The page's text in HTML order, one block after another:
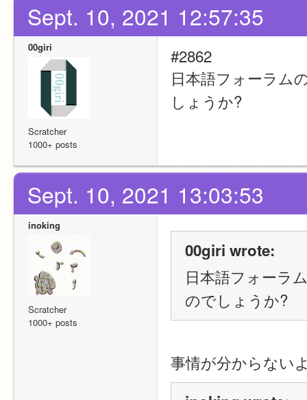
Sept. 10, 2021 12:57:35
00giri
Scratcher
1000+ posts
#2862
日本語フォーラム
しょうか?
Sept. 10, 2021 13:03:53
inoking
Scratcher
1000+ posts
00giri wrote:
日本語フォーラ
のでしょうか?
事情が分からない